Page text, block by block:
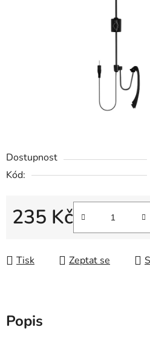
Dostupnost
Kód:
235 Kč
Tisk Zeptat se
Popis